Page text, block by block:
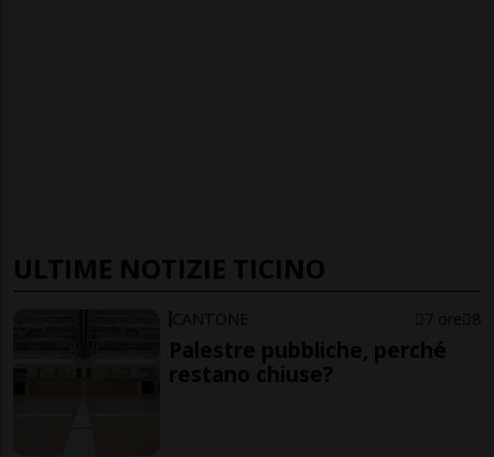
ULTIME NOTIZIE TICINO
CANTONE 7 ore 8
Palestre pubbliche, perché
restano chiuse?